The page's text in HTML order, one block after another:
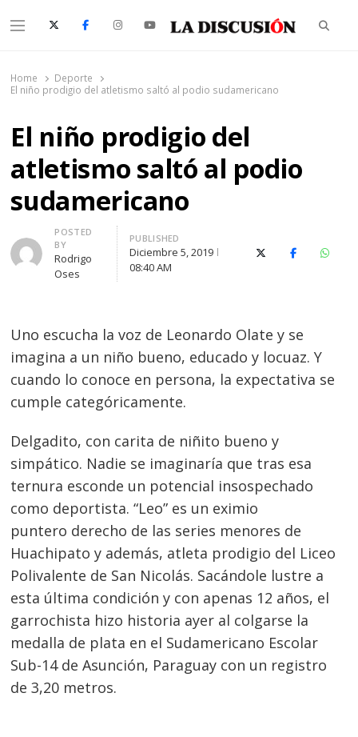
Menu
Home
Deporte
El niño prodigio del atletismo saltó al podio sudamericano
El niño prodigio del
atletismo saltó al podio
sudamericano
Author
POSTED
BY
Rodrigo
Oses
PUBLISHED
Diciembre 5, 2019
08:40 AM
X (Twitter)Facebook
Uno escucha la voz de Leonardo Olate y se
imagina a un niño bueno, educado y locuaz. Y
cuando lo conoce en persona, la expectativa se
cumple categóricamente.
Delgadito, con carita de niñito bueno y
simpático. Nadie se imaginaría que tras esa
ternura esconde un potencial insospechado
como deportista. “Leo” es un eximio
puntero derecho de las series menores de
Huachipato y además, atleta prodigio del Liceo
Polivalente de San Nicolás. Sacándole lustre a
esta última condición y con apenas 12 años, el
garrochista hizo historia ayer al colgarse la
medalla de plata en el Sudamericano Escolar
Sub-14 de Asunción, Paraguay con un registro
de 3,20 metros.